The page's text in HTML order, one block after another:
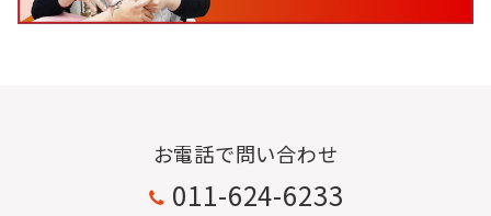
お電話で問い合わせ
011-624-6233